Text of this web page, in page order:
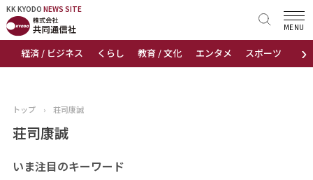
KK KYODO NEWS SITE
›
経済 / ビジネス くらし 教育 / 文化 エンタメ スポーツ 地域
MENU
KK KYODONEWS SITE
トップページ
ニュース
おすすめコンテンツ
トップ › 荘司康誠
荘司康誠
いま注目のキーワード